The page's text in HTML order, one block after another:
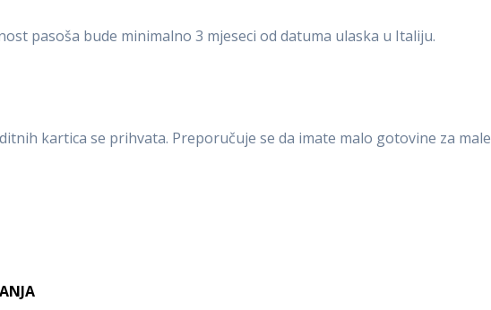
pasoša bude minimalno 3 mjeseci od datuma ulaska u Italiju.
kartica se prihvata. Preporučuje se da imate malo gotovine za male